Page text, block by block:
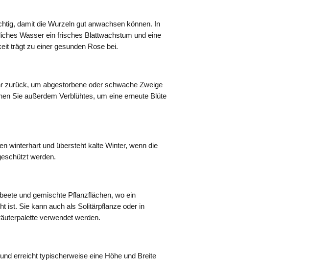
damit die Wurzeln gut anwachsen können. In
Wasser ein frisches Blattwachstum und eine
trägt zu einer gesunden Rose bei.
zurück, um abgestorbene oder schwache Zweige
Sie außerdem Verblühtes, um eine erneute Blüte
winterhart und übersteht kalte Winter, wenn die
werden.
und gemischte Pflanzflächen, wo ein
ist. Sie kann auch als Solitärpflanze oder in
verwendet werden.
erreicht typischerweise eine Höhe und Breite